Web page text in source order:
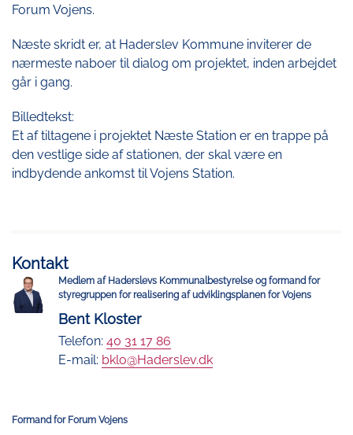
Forum Vojens.
Næste skridt er, at Haderslev Kommune inviterer de
nærmeste naboer til dialog om projektet, inden arbejdet
går i gang.
Billedtekst:
Et af tiltagene i projektet Næste Station er en trappe på
den vestlige side af stationen, der skal være en
indbydende ankomst til Vojens Station.
Kontakt
Medlem af Haderslevs Kommunalbestyrelse og formand for
styregruppen for realisering af udviklingsplanen for Vojens
Bent Kloster
Telefon: 40 31 17 86
E-mail: bklo@Haderslev.dk
Formand for Forum Vojens